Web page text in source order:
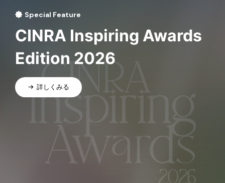
Special Feature
CINRA Inspiring Awards
Edition 2026
詳しくみる